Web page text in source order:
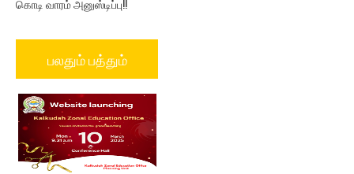
கொடி வாரம் அனுஸ்டிப்பு!!
பலதும் பத்தும்